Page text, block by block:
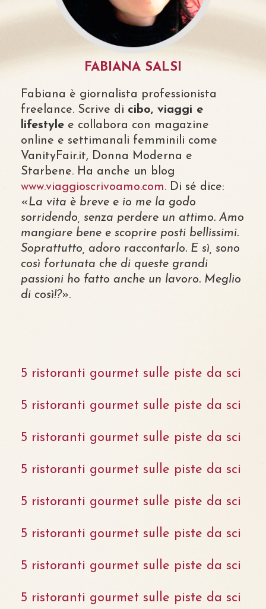
FABIANA SALSI
Fabiana è giornalista professionista
freelance. Scrive di cibo, viaggi e
lifestyle e collabora con magazine
online e settimanali femminili come
VanityFair.it, Donna Moderna e
Starbene. Ha anche un blog
www.viaggioscrivoamo.com. Di sé dice:
«La vita è breve e io me la godo
sorridendo, senza perdere un attimo. Amo
mangiare bene e scoprire posti bellissimi.
Soprattutto, adoro raccontarlo. E sì, sono
così fortunata che di queste grandi
passioni ho fatto anche un lavoro. Meglio
di così!?».
5 ristoranti gourmet sulle piste da sci
5 ristoranti gourmet sulle piste da sci
5 ristoranti gourmet sulle piste da sci
5 ristoranti gourmet sulle piste da sci
5 ristoranti gourmet sulle piste da sci
5 ristoranti gourmet sulle piste da sci
5 ristoranti gourmet sulle piste da sci
5 ristoranti gourmet sulle piste da sci